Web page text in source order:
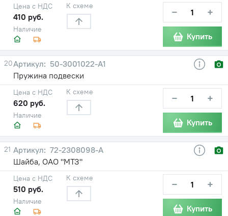
Наличие
Цена с НДС
410 руб.
К схеме − +
Купить
20
50-3001022-А1
Пружина подвески
Наличие
Цена с НДС
620 руб.
К схеме − +
Купить
21
72-2308098-А
Шайба, ОАО "МТЗ"
Наличие
Цена с НДС
510 руб.
К схеме − +
Купить